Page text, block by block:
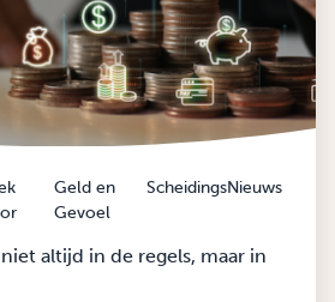
Geld en
Gevoel
ScheidingsNieuws
altijd in de regels, maar in